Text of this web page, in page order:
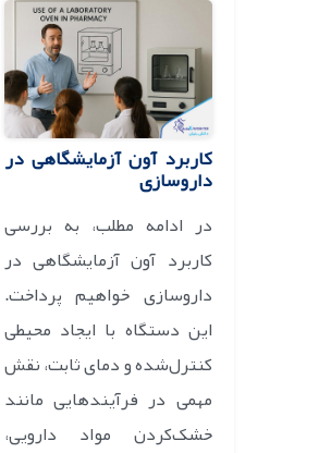
کاربرد آون آزمایشگاهی در
داروسازی
در ادامه مطلب، به بررسی
کاربرد آون آزمایشگاهی در
داروسازی خواهیم پرداخت.
این دستگاه با ایجاد محیطی
کنترل‌شده و دمای ثابت، نقش
مهمی در فرآیندهایی مانند
خشک‌کردن مواد دارویی،